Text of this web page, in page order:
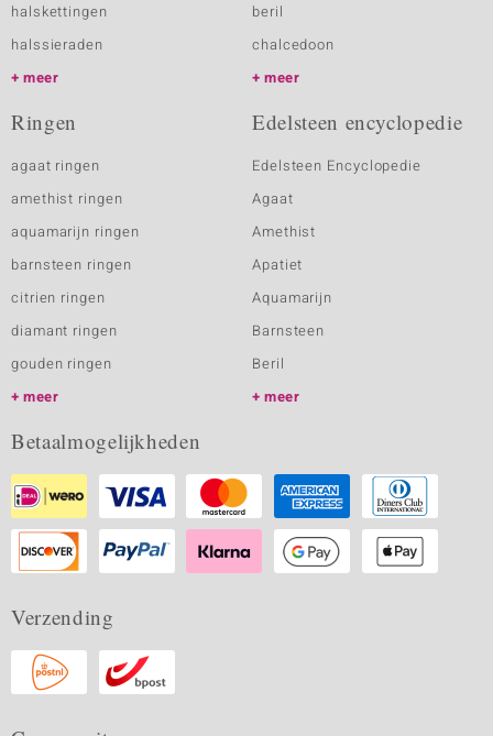
halskettingen
halssieraden
meer
beril
chalcedoon
meer
Ringen
agaat ringen
amethist ringen
aquamarijn ringen
barnsteen ringen
citrien ringen
diamant ringen
gouden ringen
meer
Edelsteen encyclopedie
Edelsteen Encyclopedie
Agaat
Amethist
Apatiet
Aquamarijn
Barnsteen
Beril
meer
Betaalmogelijkheden
Verzending